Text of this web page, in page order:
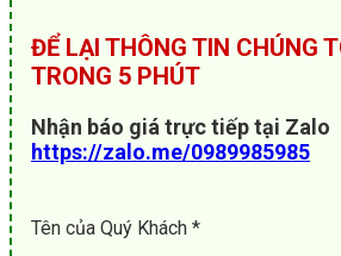
ĐỂ LẠI THÔNG TIN CHÚNG
TRONG 5 PHÚT
Nhận báo giá trực tiếp tại Zalo
https://zalo.me/0989985985
Tên của Quý Khách *